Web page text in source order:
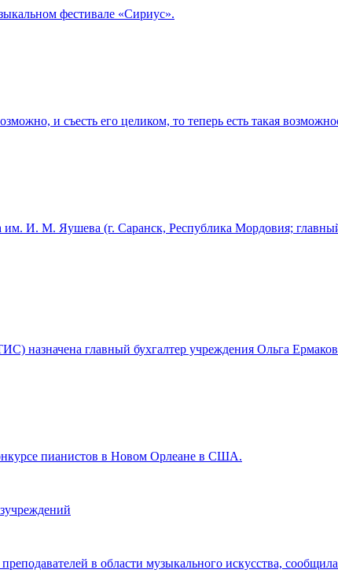
фестивале «Сириус».
и съесть его целиком, то теперь есть такая
им. И. М. Яушева (г. Саранск, Республика Мордовия;
назначена главный бухгалтер учреждения Ольга
пианистов в Новом Орлеане в США.
в области музыкального искусства,